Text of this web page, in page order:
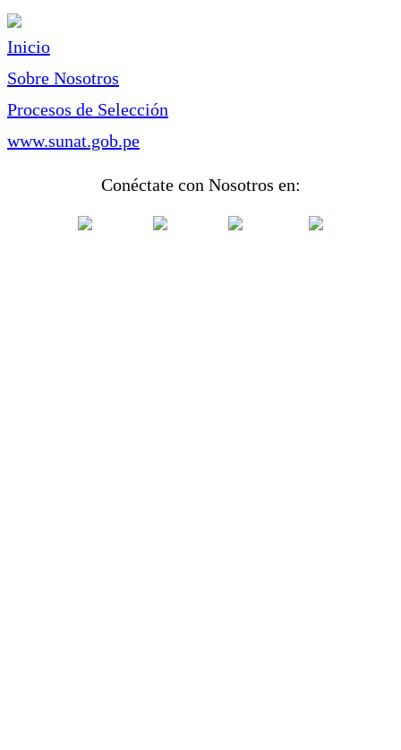
Inicio
Sobre Nosotros
Procesos de Selección
www.sunat.gob.pe
Conéctate con Nosotros en: